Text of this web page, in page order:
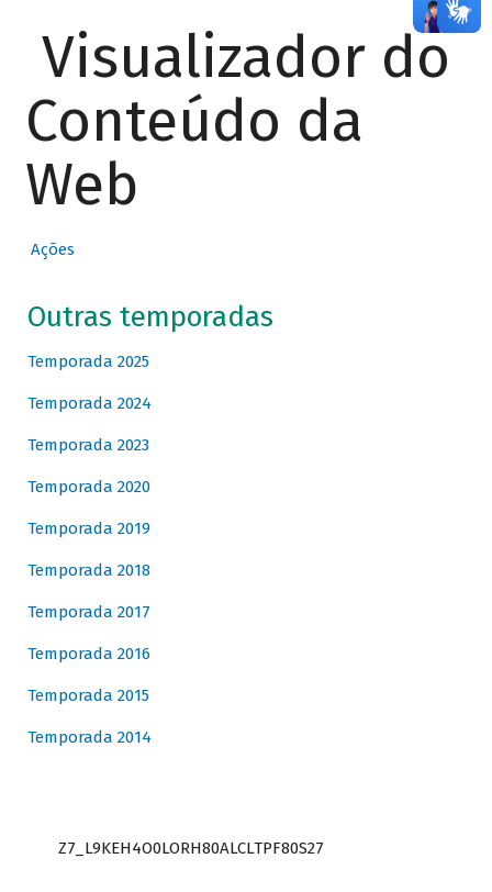
Visualizador do
Conteúdo da
Web
Ações
Outras temporadas
Temporada 2025
Temporada 2024
Temporada 2023
Temporada 2020
Temporada 2019
Temporada 2018
Temporada 2017
Temporada 2016
Temporada 2015
Temporada 2014
Z7_L9KEH4O0LORH80ALCLTPF80S27